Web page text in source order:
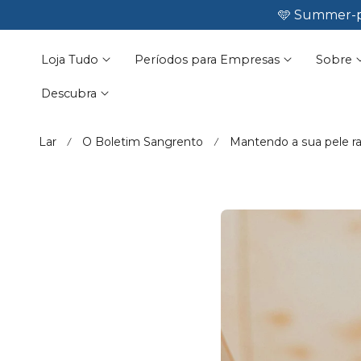
🩵
☀️ No leaks.
Loja Tudo Períodos para Empresas Sobre
Descubra
Lar O Boletim Sangrento Mantendo a sua pele